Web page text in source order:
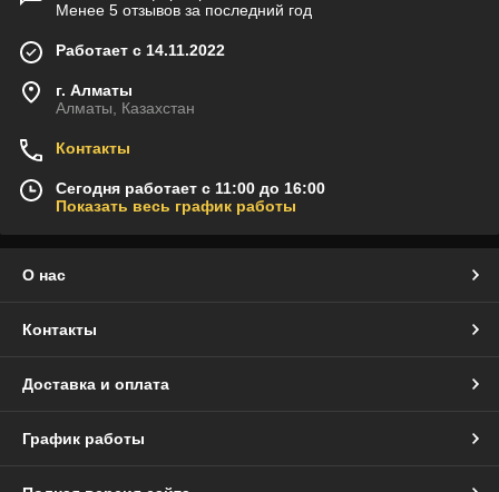
Менее 5 отзывов за последний год
Работает с 14.11.2022
г. Алматы
Алматы, Казахстан
Контакты
Сегодня работает с 11:00 до 16:00
Показать весь график работы
О нас
Контакты
Доставка и оплата
График работы